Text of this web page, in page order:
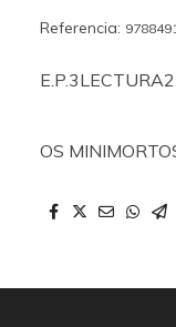
Referencia:
E.P.3LECTURA2
OS